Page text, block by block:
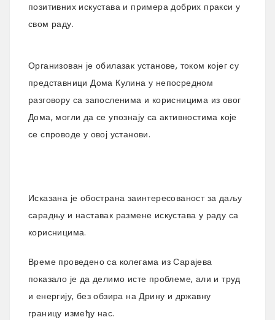
позитивних искустава и примера добрих пракси у
свом раду.
Организован је обилазак установе, током којег су
представници Дома Кулина у непосредном
разговору са запосленима и корисницима из овог
Дома, могли да се упознају са активностима које
се спроводе у овој установи.
Исказана је обострана заинтересованост за даљу
сарадњу и наставак размене искустава у раду са
корисницима.
Време проведено са колегама из Сарајева
показало је да делимо исте проблеме, али и труд
и енергију, без обзира на Дрину и државну
границу између нас.